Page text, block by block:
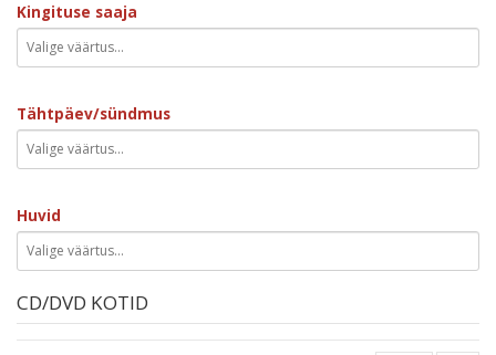
Kingituse saaja
Tähtpäev/sündmus
Huvid
CD/DVD KOTID